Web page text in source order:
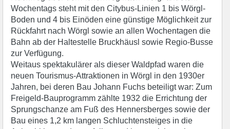
Wochentags steht mit den Citybus-Linien 1 bis Wörgl-
Boden und 4 bis Einöden eine günstige Möglichkeit zur
Rückfahrt nach Wörgl sowie an allen Wochentagen die
Bahn ab der Haltestelle Bruckhäusl sowie Regio-Busse
zur Verfügung.
Weitaus spektakulärer als dieser Waldpfad waren die
neuen Tourismus-Attraktionen in Wörgl in den 1930er
Jahren, bei deren Bau Johann Fuchs beteiligt war: Zum
Freigeld-Bauprogramm zählte 1932 die Errichtung der
Sprungschanze am Fuß des Hennersberges sowie der
Bau eines 1,2 km langen Schluchtensteiges in die